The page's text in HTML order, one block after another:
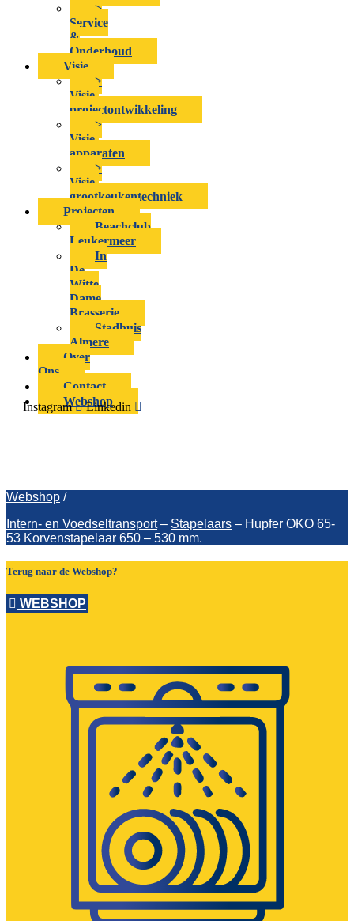
>
Service
&
Onderhoud
Visie
>
Visie-
projectontwikkeling
>
Visie-
apparaten
>
Visie-
grootkeukentechniek
Projecten
Beachclub
Leukermeer
In
De
Witte
Dame
Brasserie
Stadhuis
Almere
Over
Ons
Contact
Webshop
Instagram Linkedin
Webshop /
Intern- en Voedseltransport– Stapelaars – Hupfer OKO 65-
53 Korvenstapelaar 650 – 530 mm.
Terug naar de Webshop?
WEBSHOP